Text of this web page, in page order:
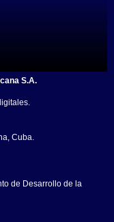
S.A.
Cuba.
de Desarrollo de la